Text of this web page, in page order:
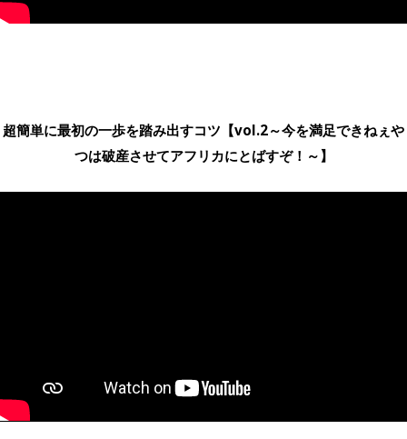
超簡単に最初の一歩を踏み出すコツ【vol.2～今を満足できねぇや
つは破産させてアフリカにとばすぞ！～】